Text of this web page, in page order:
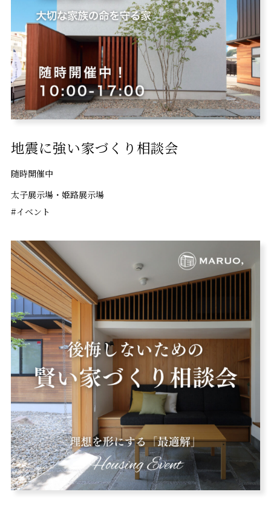
地震に強い家づくり相談会
随時開催中
太子展示場・姫路展示場
#イベント